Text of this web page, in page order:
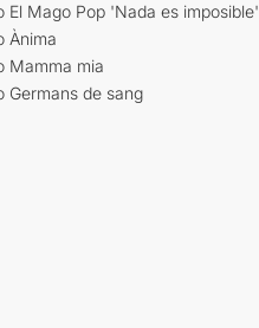
El Mago Pop 'Nada es imposible'
Ànima
Mamma mia
Germans de sang